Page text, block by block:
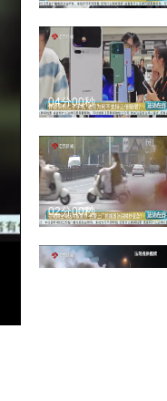
04分00秒
02分00秒